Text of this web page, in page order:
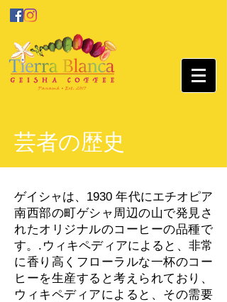
芸者の歴史
ゲイシャは、1930 年代にエチオピア
南西部の町ゲシャ周辺の山で発見さ
れたオリジナルのコーヒーの品種で
す。 .ウィキペディアによると、非常
に香り高くフローラルな一杯のコー
ヒーを生産すると考えられており、
ウィキペディアによると、その需要